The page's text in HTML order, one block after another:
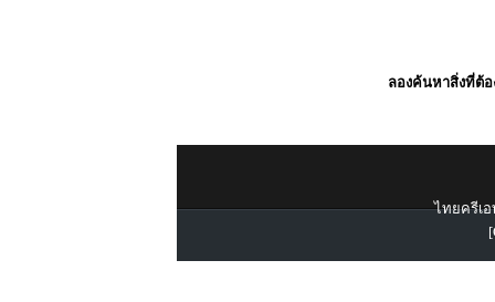
ลองค้นหาสิ่งที่ต้อ
ไทยครีเอ
[